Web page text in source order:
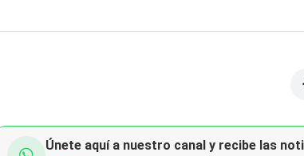
Únete aquí a nuestro canal y recibe las